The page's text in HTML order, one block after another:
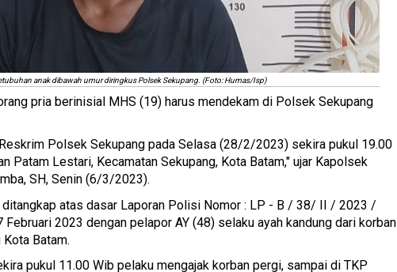
anak dibawah umur diringkus Polsek Sekupang. (Foto: Humas/Isp)
pria berinisial MHS (19) harus mendekam di Polsek Sekupang
Polsek Sekupang pada Selasa (28/2/2023) sekira pukul 19.00
Patam Lestari, Kecamatan Sekupang, Kota Batam," ujar Kapolsek
SH, Senin (6/3/2023).
ditangkap atas dasar Laporan Polisi Nomor : LP - B / 38/ II / 2023 /
2023 dengan pelapor AY (48) selaku ayah kandung dari korban
Batam.
pukul 11.00 Wib pelaku mengajak korban pergi, sampai di TKP